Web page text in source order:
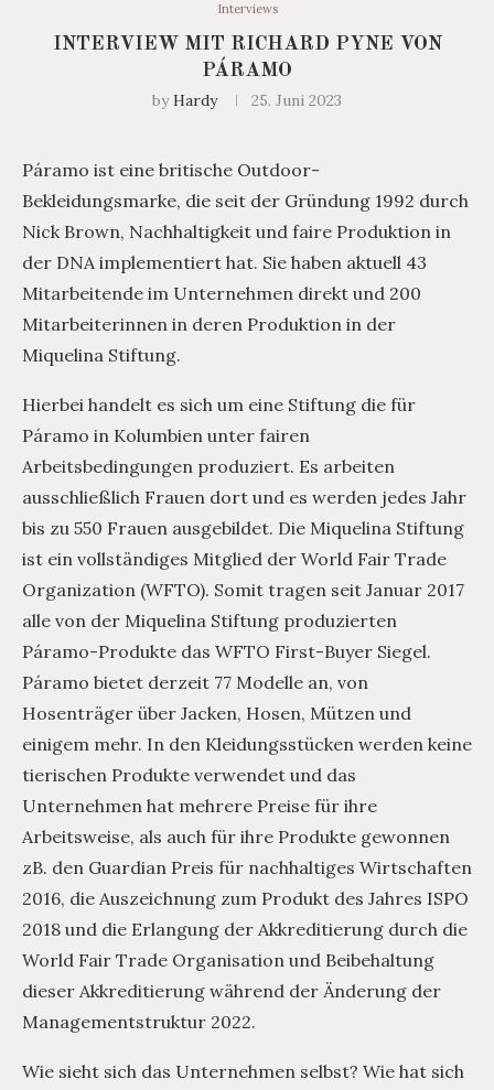
Interviews
INTERVIEW MIT RICHARD PYNE VON
PÁRAMO
byHardy 25. Juni 2023
Páramo ist eine britische Outdoor-
Bekleidungsmarke, die seit der Gründung 1992 durch
Nick Brown, Nachhaltigkeit und faire Produktion in
der DNA implementiert hat. Sie haben aktuell 43
Mitarbeitende im Unternehmen direkt und 200
Mitarbeiterinnen in deren Produktion in der
Miquelina Stiftung.
Hierbei handelt es sich um eine Stiftung die für
Páramo in Kolumbien unter fairen
Arbeitsbedingungen produziert. Es arbeiten
ausschließlich Frauen dort und es werden jedes Jahr
bis zu 550 Frauen ausgebildet. Die Miquelina Stiftung
ist ein vollständiges Mitglied der World Fair Trade
Organization (WFTO). Somit tragen seit Januar 2017
alle von der Miquelina Stiftung produzierten
Páramo-Produkte das WFTO First-Buyer Siegel.
Páramo bietet derzeit 77 Modelle an, von
Hosenträger über Jacken, Hosen, Mützen und
einigem mehr. In den Kleidungsstücken werden keine
tierischen Produkte verwendet und das
Unternehmen hat mehrere Preise für ihre
Arbeitsweise, als auch für ihre Produkte gewonnen
zB. den Guardian Preis für nachhaltiges Wirtschaften
2016, die Auszeichnung zum Produkt des Jahres ISPO
2018 und die Erlangung der Akkreditierung durch die
World Fair Trade Organisation und Beibehaltung
dieser Akkreditierung während der Änderung der
Managementstruktur 2022.
Wie sieht sich das Unternehmen selbst? Wie hat sich